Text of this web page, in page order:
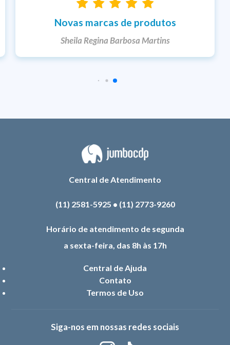
Entrega rápida
Ketlem
Central de Atendimento
(11) 2581-5925 • (11) 2773-9260
Horário de atendimento de segunda
a sexta-feira, das 8h às 17h
Central de Ajuda
Contato
Termos de Uso
Siga-nos em nossas redes sociais